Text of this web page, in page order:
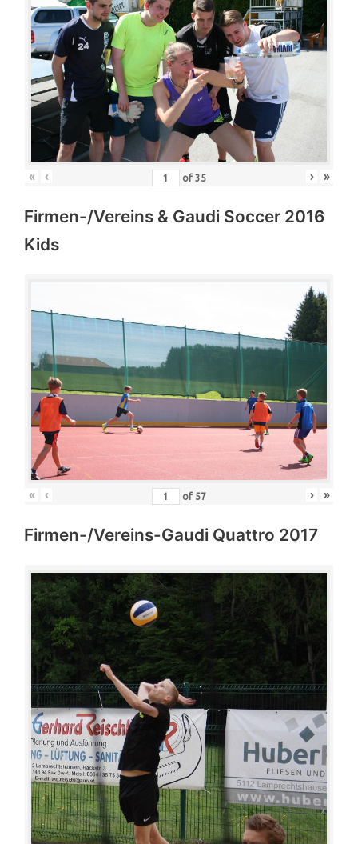
« ‹ of 35 › »
Firmen-/Vereins & Gaudi Soccer 2016
Kids
« ‹ of 57 › »
Firmen-/Vereins-Gaudi Quattro 2017